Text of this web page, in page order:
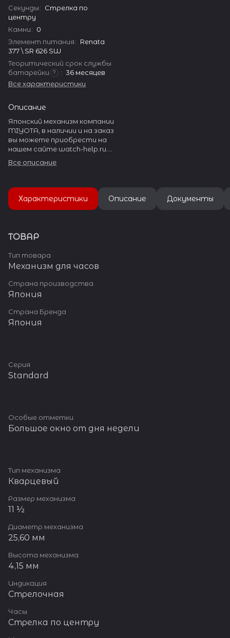
Секунды: Стрелка по
центру
Камни: 0
Элемент питания: Renata
377 \ SR 626 SW
Теоритический срок службы
батарейки ? : 36 месяцев
Все характеристики
Описание
Японский механизм компании
MIYOTA, в наличии и на заказ
вы можете приобрести на
нашем сайте watch-help.ru.
огромное количество
механизмов.
Все описание
Характеристики Описание Документы
ТОВАР
Тип товара
Механизм для часов
Страна производства
Япония
Страна Бренда
Япония
Серия
Standard
Особые отметки
Большое окно от дня недели
Тип механизма
Кварцевый
Размер механизма
11 ½
Диаметр механизма
25,60 мм
Высота механизма
4,15 мм
Индикация
Стрелочная
Часы
Стрелка по центру